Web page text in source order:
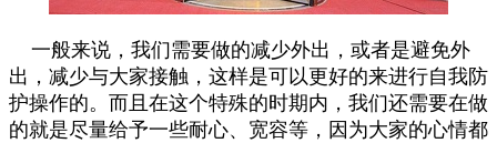
一般来说，我们需要做的减少外出，或者是避免外
出，减少与大家接触，这样是可以更好的来进行自我防
护操作的。而且在这个特殊的时期内，我们还需要在做
的就是尽量给予一些耐心、宽容等，因为大家的心情都